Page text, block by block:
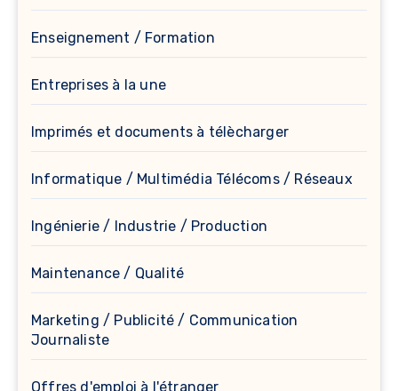
Enseignement / Formation
Entreprises à la une
Imprimés et documents à télècharger
Informatique / Multimédia Télécoms / Réseaux
Ingénierie / Industrie / Production
Maintenance / Qualité
Marketing / Publicité / Communication
Journaliste
Offres d'emploi à l'étranger